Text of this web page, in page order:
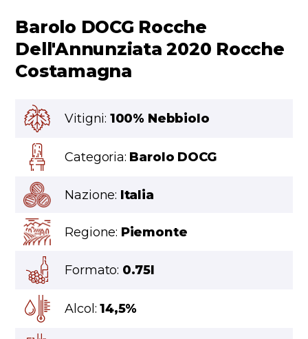
Barolo DOCG Rocche
Dell'Annunziata 2020 Rocche
Costamagna
Vitigni: 100% Nebbiolo
Categoria: Barolo DOCG
Nazione: Italia
Regione: Piemonte
Formato: 0.75l
Alcol:14,5%